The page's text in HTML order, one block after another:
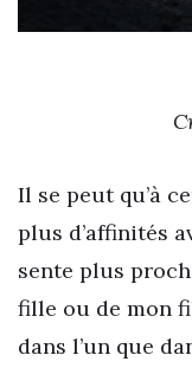
Il se peut qu’à
plus d’affinités
sente plus
fille ou de mon
dans l’un que